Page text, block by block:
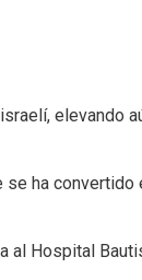
elevando
ha convertido
al Hospital